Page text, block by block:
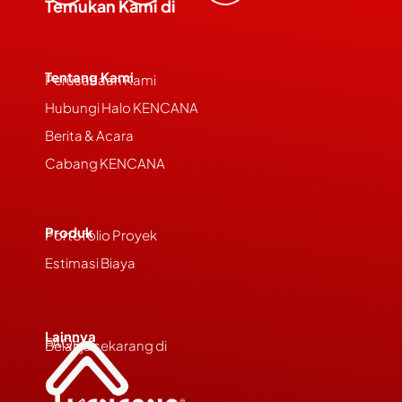
Temukan Kami di
Tentang Kami
Perusahaan Kami
Hubungi Halo KENCANA
Berita & Acara
Cabang KENCANA
Produk
Portofolio Proyek
Estimasi Biaya
Lainnya
FAQs
Belanja sekarang di